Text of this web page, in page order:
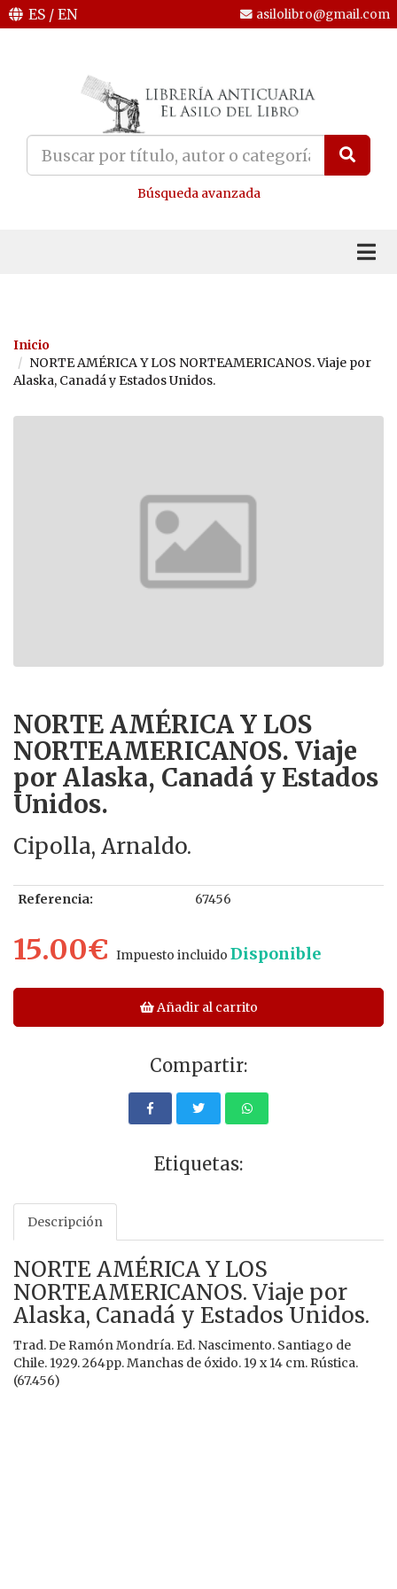
ES / EN asilolibro@gmail.com
Búsqueda avanzada
Inicio
NORTE AMÉRICA Y LOS NORTEAMERICANOS. Viaje por
Alaska, Canadá y Estados Unidos.
NORTE AMÉRICA Y LOS
NORTEAMERICANOS. Viaje
por Alaska, Canadá y Estados
Unidos.
Cipolla, Arnaldo.
Referencia: 67456
15.00€ Impuesto incluido Disponible
Añadir al carrito
Compartir:
Etiquetas:
Descripción
NORTE AMÉRICA Y LOS
NORTEAMERICANOS. Viaje por
Alaska, Canadá y Estados Unidos.
Trad. De Ramón Mondría. Ed. Nascimento. Santiago de
Chile. 1929. 264pp. Manchas de óxido. 19 x 14 cm. Rústica.
(67.456)